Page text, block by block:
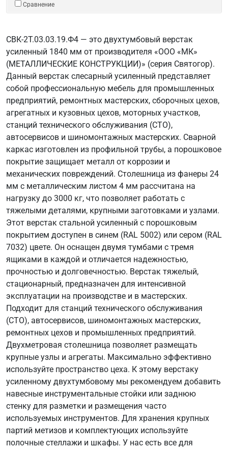
Сравнение
СВК-2Т.03.03.19.Ф4 — это двухтумбовый верстак
усиленный 1840 мм от производителя «ООО «МК»
(МЕТАЛЛИЧЕСКИЕ КОНСТРУКЦИИ)» (серия Святогор).
Данный верстак слесарный усиленный представляет
собой профессиональную мебель для промышленных
предприятий, ремонтных мастерских, сборочных цехов,
агрегатных и кузовных цехов, моторных участков,
станций технического обслуживания (СТО),
автосервисов и шиномонтажных мастерских. Сварной
каркас изготовлен из профильной трубы, а порошковое
покрытие защищает металл от коррозии и
механических повреждений. Столешница из фанеры 24
мм с металлическим листом 4 мм рассчитана на
нагрузку до 3000 кг, что позволяет работать с
тяжелыми деталями, крупными заготовками и узлами.
Этот верстак стальной усиленный с порошковым
покрытием доступен в синем (RAL 5002) или сером (RAL
7032) цвете. Он оснащен двумя тумбами с тремя
ящиками в каждой и отличается надежностью,
прочностью и долговечностью. Верстак тяжелый,
стационарный, предназначен для интенсивной
эксплуатации на производстве и в мастерских.
Подходит для станций технического обслуживания
(СТО), автосервисов, шиномонтажных мастерских,
ремонтных цехов и промышленных предприятий.
Двухметровая столешница позволяет размещать
крупные узлы и агрегаты. Максимально эффективно
используйте пространство цеха. К этому верстаку
усиленному двухтумбовому мы рекомендуем добавить
навесные инструментальные стойки или заднюю
стенку для разметки и размещения часто
используемых инструментов. Для хранения крупных
партий метизов и комплектующих используйте
полочные стеллажи и шкафы. У нас есть все для